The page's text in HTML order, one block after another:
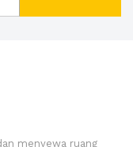
menyewa ruang